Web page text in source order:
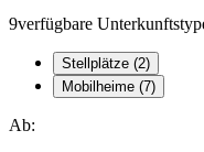
9verfügbare
Stellplätze (2)
Mobilheime (7)
Ab: